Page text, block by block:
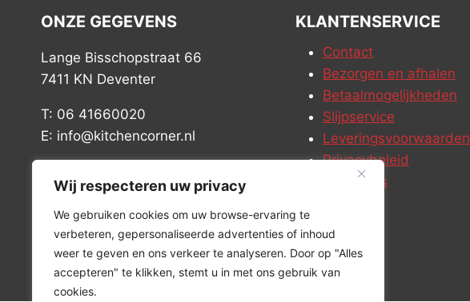
Wij respecteren uw privacy
We gebruiken cookies om uw browse-ervaring te
verbeteren, gepersonaliseerde advertenties of inhoud
weer te geven en ons verkeer te analyseren. Door op "Alles
accepteren" te klikken, stemt u in met ons gebruik van
cookies.
ONZE GEGEVENS
Lange Bisschopstraat 66
7411 KN Deventer
T: 06 41660020
E: info@kitchencorner.nl
BTW: NL001915997B81
KLANTENSERVICE
Contact
Bezorgen en afhalen
Betaalmogelijkheden
Slijpservice
Leveringsvoorwaarden
Privacybeleid
Vacatures